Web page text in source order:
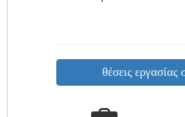
θέσεις εργασίας